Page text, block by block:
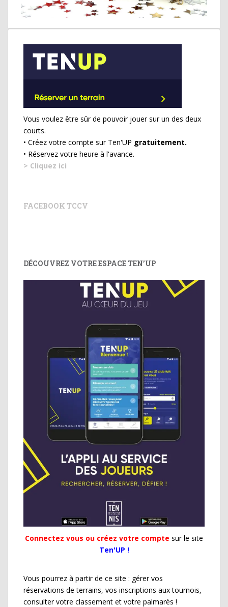
Vous voulez être sûr de pouvoir jouer sur un des deux
courts.
• Créez votre compte sur Ten'UP gratuitement.
• Réservez votre heure à l'avance.
> Cliquez ici
FACEBOOK TCCV
DÉCOUVREZ VOTRE ESPACE TEN’UP
Connectez vous ou créez votre compte sur le site
Ten'UP !
Vous pourrez à partir de ce site : gérer vos
réservations de terrains, vos inscriptions aux tournois,
consulter votre classement et votre palmarès !